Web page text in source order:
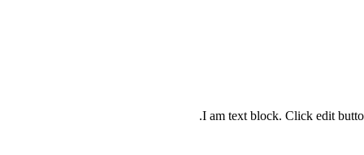
I am text block. Click edit